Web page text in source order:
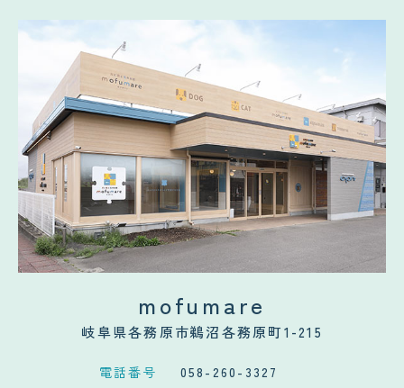
mofumare
岐阜県各務原市鵜沼各務原町1-215
電話番号
058-260-3327